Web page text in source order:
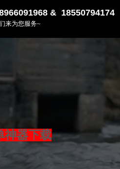
& 18550794174
来为您服务~
神器下载